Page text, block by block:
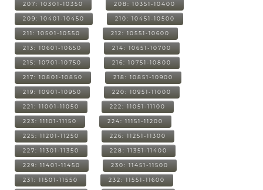
207: 10301-10350 208: 10351-10400
209: 10401-10450 210: 10451-10500
211: 10501-10550 212: 10551-10600
213: 10601-10650 214: 10651-10700
215: 10701-10750 216: 10751-10800
217: 10801-10850 218: 10851-10900
219: 10901-10950 220: 10951-11000
221: 11001-11050 222: 11051-11100
223: 11101-11150 224: 11151-11200
225: 11201-11250 226: 11251-11300
227: 11301-11350 228: 11351-11400
229: 11401-11450 230: 11451-11500
231: 11501-11550 232: 11551-11600